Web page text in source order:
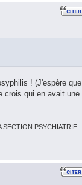
! (J'espère que
crois qui en avait une
PSYCHIATRIE